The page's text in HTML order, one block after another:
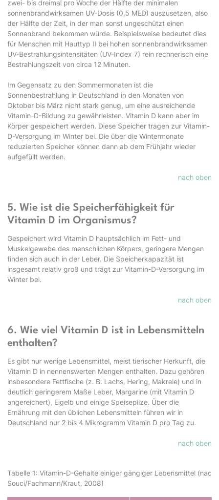
zwei- bis dreimal pro Woche der Hälfte der minimalen
sonnenbrandwirksamen UV-Dosis (0,5 MED) auszusetzen, also
der Hälfte der Zeit, in der man sonst ungeschützt einen
Sonnenbrand bekommen würde. Beispielsweise bedeutet dies
für Menschen mit Hauttyp II bei hohen sonnenbrandwirksamen
UV-Bestrahlungsintensitäten (UV-Index 7) rein rechnerisch eine
Bestrahlungszeit von circa 12 Minuten.
Im Gegensatz zu den Sommermonaten ist die
Sonnenbestrahlung in Deutschland in den Monaten von
Oktober bis März nicht stark genug, um eine ausreichende
Vitamin-D-Bildung zu gewährleisten. Vitamin D kann aber im
Körper gespeichert werden. Diese Speicher tragen zur Vitamin-
D-Versorgung im Winter bei. Die über die Wintermonate
reduzierten Speicher können dann ab dem Frühjahr wieder
aufgefüllt werden.
nach oben
5. Wie ist die Speicherfähigkeit für
Vitamin D im Organismus?
Gespeichert wird Vitamin D hauptsächlich im Fett- und
Muskelgewebe des menschlichen Körpers, geringere Mengen
finden sich auch in der Leber. Die Speicherkapazität ist
insgesamt relativ groß und trägt zur Vitamin-D-Versorgung im
Winter bei.
nach oben
6. Wie viel Vitamin D ist in Lebensmitteln
enthalten?
Es gibt nur wenige Lebensmittel, meist tierischer Herkunft, die
Vitamin D in nennenswerten Mengen enthalten. Dazu gehören
insbesondere Fettfische (z. B. Lachs, Hering, Makrele) und in
deutlich geringerem Maße Leber, Margarine (mit Vitamin D
angereichert), Eigelb und einige Speisepilze. Über die
Ernährung mit den üblichen Lebensmitteln führen wir in
Deutschland nur 2 bis 4 Mikrogramm Vitamin D pro Tag zu.
nach oben
Tabelle 1: Vitamin-D-Gehalte einiger gängiger Lebensmittel (nach
Souci/Fachmann/Kraut, 2008)